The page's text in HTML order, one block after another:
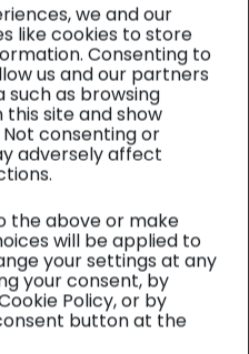
we and our
like cookies to store
Consenting to
us and our partners
as browsing
this site and show
consenting or
adversely affect
the above or make
will be applied to
your settings at any
your consent, by
Policy, or by
button at the